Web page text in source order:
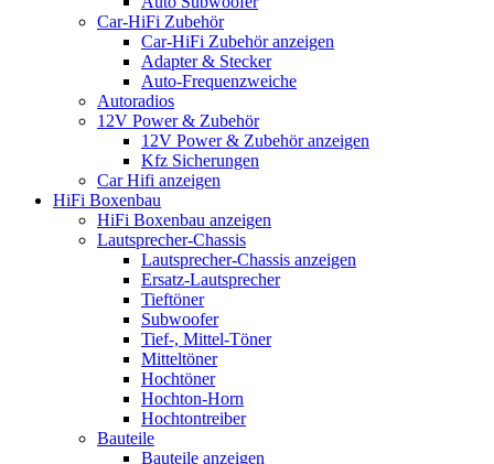
Car-HiFi Zubehör
Car-HiFi Zubehör anzeigen
Adapter & Stecker
Auto-Frequenzweiche
Autoradios
12V Power & Zubehör
12V Power & Zubehör anzeigen
Kfz Sicherungen
Car Hifi anzeigen
HiFi Boxenbau
HiFi Boxenbau anzeigen
Lautsprecher-Chassis
Lautsprecher-Chassis anzeigen
Ersatz-Lautsprecher
Tieftöner
Subwoofer
Tief-, Mittel-Töner
Mitteltöner
Hochtöner
Hochton-Horn
Hochtontreiber
Bauteile
Bauteile anzeigen